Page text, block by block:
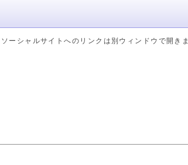
ソーシャルサイトへのリンクは別ウィンドウで開き